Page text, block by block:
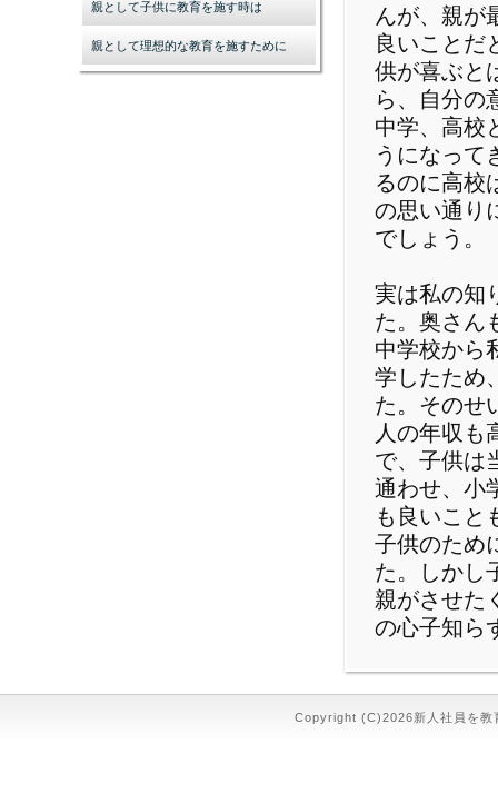
親として子供に教育を施す時は
親として理想的な教育を施すために
んが、親が
良いことだ
供が喜ぶと
ら、自分の
中学、高校
うになって
るのに高校
の思い通り
でしょう。
実は私の知
た。奥さん
中学校から
学したため
た。そのせ
人の年収も
で、子供は
通わせ、小
も良いこと
子供のため
た。しかし
親がさせた
の心子知ら
Copyright (C)2026新人社員を